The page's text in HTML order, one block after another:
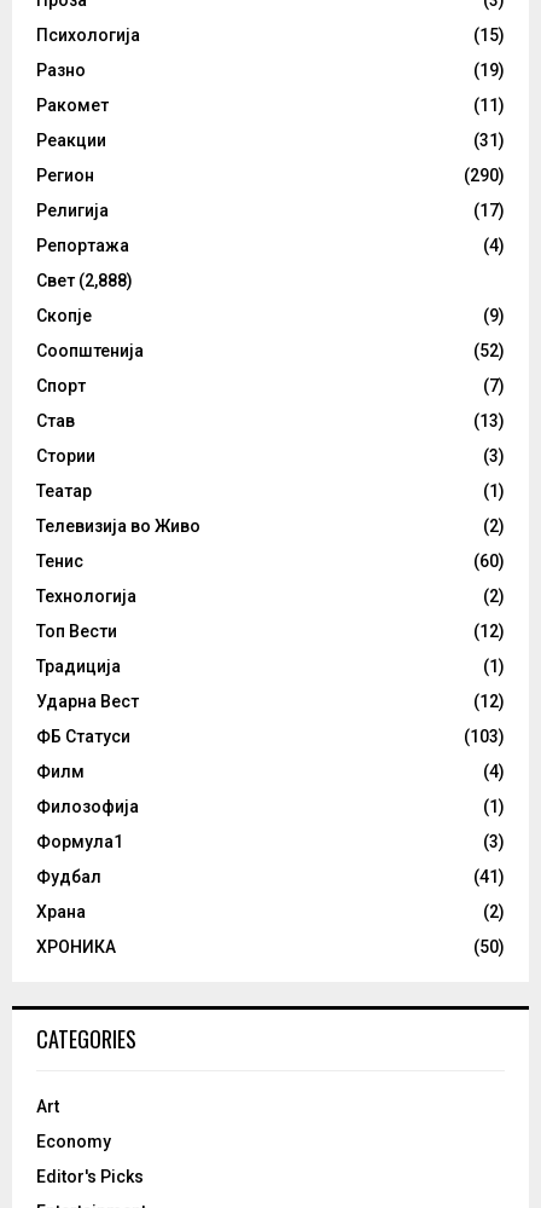
Психологија
(15)
Разно
(19)
Ракомет
(11)
Реакции
(31)
Регион
(290)
Религија
(17)
Репортажа
(4)
Свет (2,888)
Скопје
(9)
Соопштенија
(52)
Спорт
(7)
Став
(13)
Стории
(3)
Театар
(1)
Телевизија во Живо
(2)
Тенис
(60)
Технологија
(2)
Топ Вести
(12)
Традиција
(1)
Ударна Вест
(12)
ФБ Статуси
(103)
Филм
(4)
Филозофија
(1)
Формула1
(3)
Фудбал
(41)
Храна
(2)
ХРОНИКА
(50)
CATEGORIES
Art
Economy
Editor's Picks